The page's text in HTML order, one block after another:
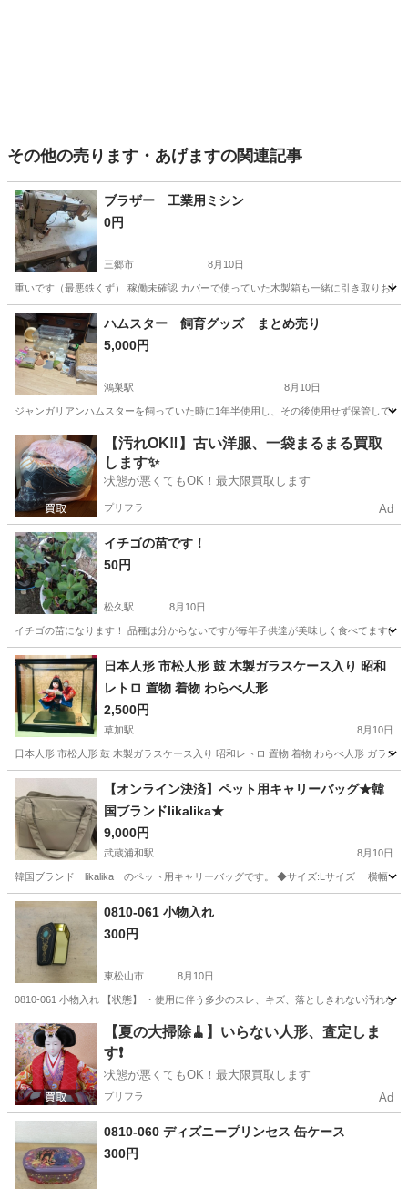
その他の売ります・あげますの関連記事
ブラザー 工業用ミシン
0円
三郷市 8月10日
重いです（最悪鉄くず） 稼働未確認 カバーで使っていた木製箱も一緒に引き取りお願
埼玉 三郷市 その他 ブラザー
ハムスター 飼育グッズ まとめ売り
5,000円
鴻巣駅 8月10日
ジャンガリアンハムスターを飼っていた時に1年半使用し、その後使用せず保管して
埼玉 鴻巣市 鴻巣駅 その他
【汚れOK‼️】古い洋服、一袋まるまる買取
します✨
状態が悪くてもOK！最大限買取します
プリフラ Ad
イチゴの苗です！
50円
松久駅 8月10日
イチゴの苗になります！ 品種は分からないですが毎年子供達が美味しく食べてます
埼玉 児玉郡 松久駅 その他 無料
日本人形 市松人形 鼓 木製ガラスケース入り 昭和
レトロ 置物 着物 わらべ人形
2,500円
草加駅 8月10日
日本人形 市松人形 鼓 木製ガラスケース入り 昭和レトロ 置物 着物 わらべ人形 ガラ
埼玉 草加市 草加駅 その他
【オンライン決済】ペット用キャリーバッグ★韓
国ブランドlikalika★
9,000円
武蔵浦和駅 8月10日
韓国ブランド likalika のペット用キャリーバッグです。 ◆サイズ:Lサイズ
埼玉 さいたま市 武蔵浦和駅
0810-061 小物入れ
300円
東松山市 8月10日
0810-061 小物入れ 【状態】 ・使用に伴う多少のスレ、キズ、落としきれない汚れ
埼玉 東松山市 その他 現地
【夏の大掃除🧹】いらない人形、査定しま
す❗️
状態が悪くてもOK！最大限買取します
プリフラ Ad
0810-060 ディズニープリンセス 缶ケース
300円